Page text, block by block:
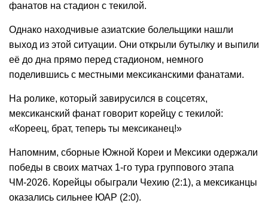
фанатов на стадион с текилой.
Однако находчивые азиатские болельщики нашли
выход из этой ситуации. Они открыли бутылку и выпили
её до дна прямо перед стадионом, немного
поделившись с местными мексиканскими фанатами.
На ролике, который завирусился в соцсетях,
мексиканский фанат говорит корейцу с текилой:
«Кореец, брат, теперь ты мексиканец!»
Напомним, сборные Южной Кореи и Мексики одержали
победы в своих матчах 1-го тура группового этапа
ЧМ-2026. Корейцы обыграли Чехию (2:1), а мексиканцы
оказались сильнее ЮАР (2:0).